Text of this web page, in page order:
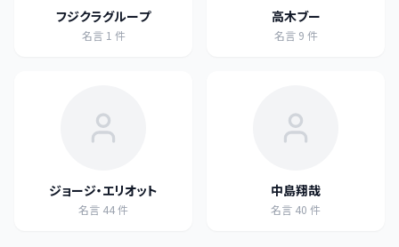
フジクラグループ
名言 1 件
高木ブー
名言 9 件
ジョージ・エリオット
名言 44件
中島翔哉
名言 40 件